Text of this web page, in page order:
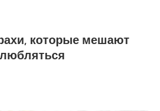
которые мешают